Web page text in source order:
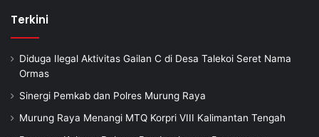
Terkini
Diduga Ilegal Aktivitas Gailan C di Desa Talekoi Seret Nama
Ormas
Sinergi Pemkab dan Polres Murung Raya
Murung Raya Menangi MTQ Korpri VIII Kalimantan Tengah